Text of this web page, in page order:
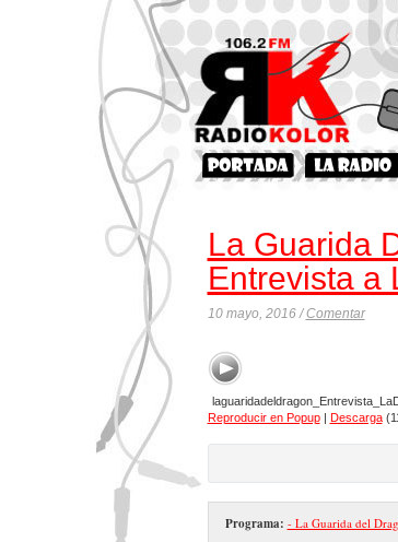
La Guarida
Entrevista a
10 mayo, 2016 /Comentar
Reproducir en Popup| Descarga
Programa: - La Guarida del